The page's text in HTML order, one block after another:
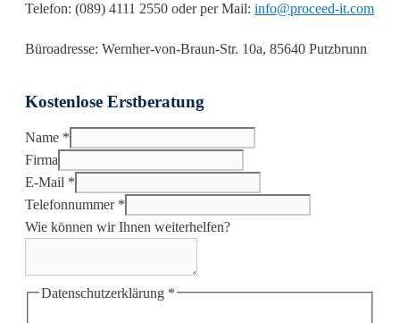
Telefon: (089) 4111 2550 oder per Mail: info@proceed-it.com
Büroadresse: Wernher-von-Braun-Str. 10a, 85640 Putzbrunn
Kostenlose Erstberatung
Name *
Firma
E-Mail *
Telefonnummer *
Wie können wir Ihnen weiterhelfen?
Datenschutzerklärung *